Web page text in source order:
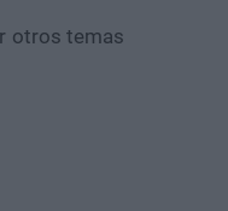
otros temas